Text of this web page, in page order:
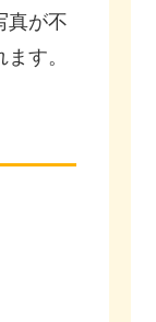
真が不
す。